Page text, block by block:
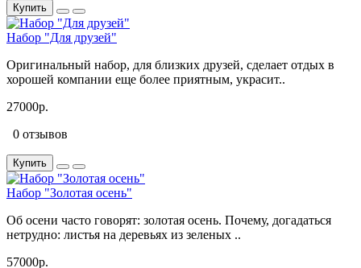
Купить
Набор "Для друзей"
Оригинальный набор, для близких друзей, сделает отдых в
хорошей компании еще более приятным, украсит..
27000р.
0 отзывов
Купить
Набор "Золотая осень"
Об осени часто говорят: золотая осень. Почему, догадаться
нетрудно: листья на деревьях из зеленых ..
57000р.